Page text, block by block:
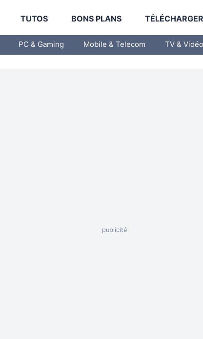
TUTOS BONS PLANS
PC & Gaming Mobile & Telecom TV & Vidéo